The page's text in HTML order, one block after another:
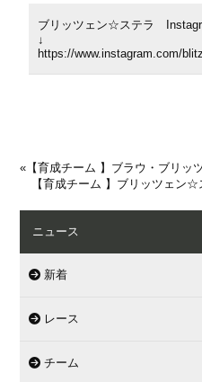
ブリッツェン☆ステラ
↓
https://www.instagram.com/
« 【育成チーム 】ブラウ・ブリ
【育成チーム 】ブリッツェン
ニュース
新着
レース
チーム